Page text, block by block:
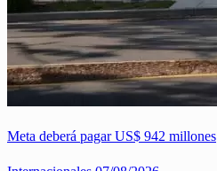
Meta deberá pagar US$ 942 millones